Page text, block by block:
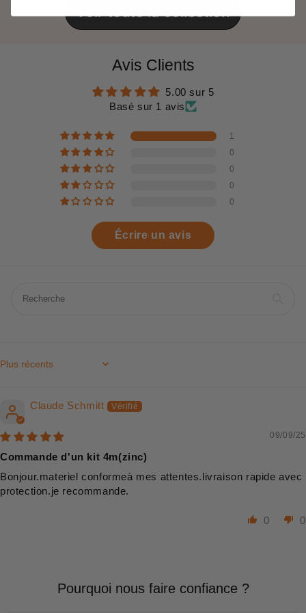
Voir toute la collection
Avis Clients
5.00 sur 5
Basé sur 1 avis
1
0
0
0
0
Écrire un avis
Sort by
Claude Schmitt
09/09/25
Commande d'un kit 4m(zinc)
Bonjour.materiel conformeà mes attentes.livraison rapide avec
protection.je recommande.
0 0
Pourquoi nous faire confiance ?